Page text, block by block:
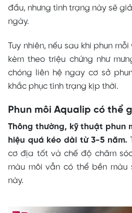
đầu, nhưng tình trạng này sẽ
ngày.
Tuy nhiên, nếu sau khi phun
kèm theo triệu chứng như
chóng liên hệ ngay cơ sở
khắc phục tình trạng kịp thời.
Phun môi Aqualip có thể
Thông thường, kỹ thuật phun
hiệu quá kéo dài từ 3-5 năm.
cơ địa tốt và chế độ chăm
màu môi vẫn có thể bền màu
này.